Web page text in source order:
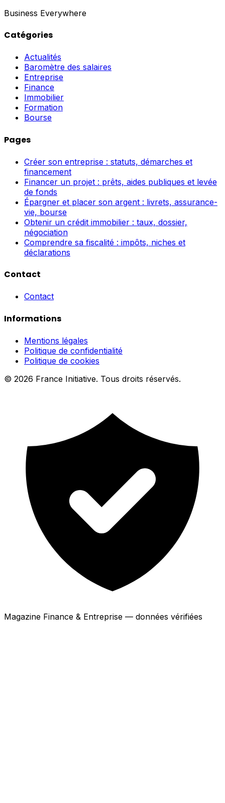
Business Everywhere
Catégories
Actualités
Baromètre des salaires
Entreprise
Finance
Immobilier
Formation
Bourse
Pages
Créer son entreprise : statuts, démarches et
financement
Financer un projet : prêts, aides publiques et levée
de fonds
Épargner et placer son argent : livrets, assurance-
vie, bourse
Obtenir un crédit immobilier : taux, dossier,
négociation
Comprendre sa fiscalité : impôts, niches et
déclarations
Contact
Contact
Informations
Mentions légales
Politique de confidentialité
Politique de cookies
© 2026 France Initiative. Tous droits réservés.
Magazine Finance & Entreprise — données vérifiées